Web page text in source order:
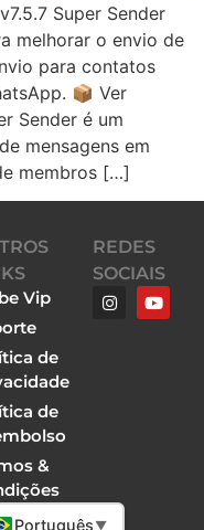
Super Sender
melhorar o envio de
para contatos
📦 Ver
Sender é um
mensagens em
membros […]
Vip
de
de
&
Português ▼
REDES
SOCIAIS